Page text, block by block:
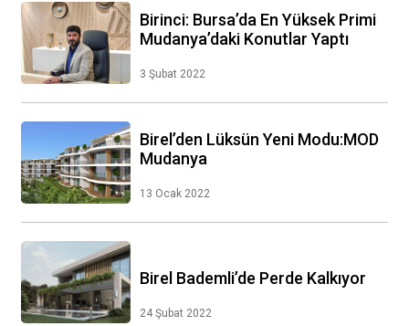
Birinci: Bursa’da En Yüksek Primi
Mudanya’daki Konutlar Yaptı
3 Şubat 2022
Birel’den Lüksün Yeni Modu:MOD
Mudanya
13 Ocak 2022
Birel Bademli’de Perde Kalkıyor
24 Şubat 2022